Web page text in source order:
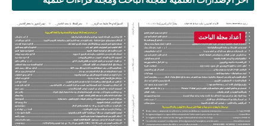
أعداد مجلة الباحث